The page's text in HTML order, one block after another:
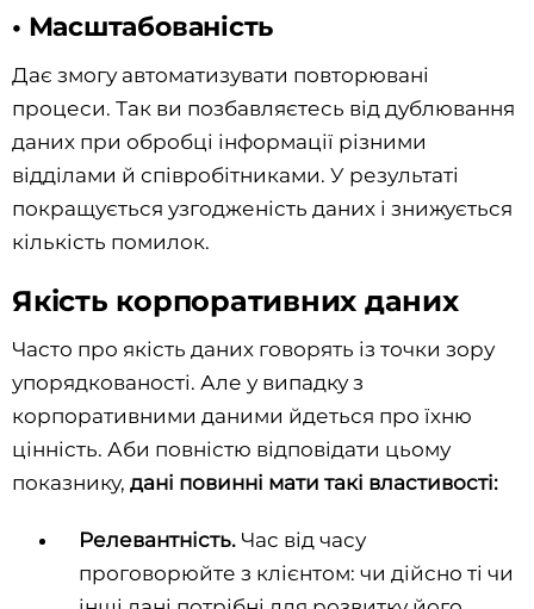
• Масштабованість
Дає змогу автоматизувати повторювані
процеси. Так ви позбавляєтесь від дублювання
даних при обробці інформації різними
відділами й співробітниками. У результаті
покращується узгодженість даних і знижується
кількість помилок.
Якість корпоративних даних
Часто про якість даних говорять із точки зору
упорядкованості. Але у випадку з
корпоративними даними йдеться про їхню
цінність. Аби повністю відповідати цьому
показнику, дані повинні мати такі властивості:
Релевантність. Час від часу
проговорюйте з клієнтом: чи дійсно ті чи